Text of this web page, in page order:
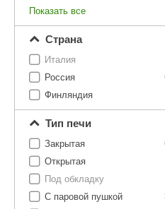
Аудио/Акустика
Освещение
Дерево для бани
Плитка из камня
TechHolland
IKI
Blumenberg
HygroMatik
Kusaterm
Klover
KERKES
Показать все
Страна
Италия
Россия
Финляндия
Тип печи
Закрытая
Открытая
Под обкладку
С паровой пушкой